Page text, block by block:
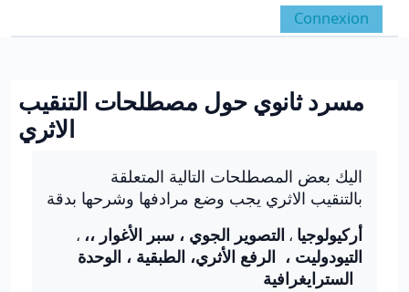
Panneau latéral
Activer/désactiver la
Connexion
مسرد ثانوي حول مصطلحات التنقيب
الاثري
اليك بعض المصطلحات التالية المتعلقة
بالتنقيب الاثري يجب وضع مرادفها وشرحها بدقة
، ،أركيولوجيا ، التصوير الجوي ، سبر الأغوار ،
التيودوليت ، الرفع الأثري، الطبقية ، الوحدة